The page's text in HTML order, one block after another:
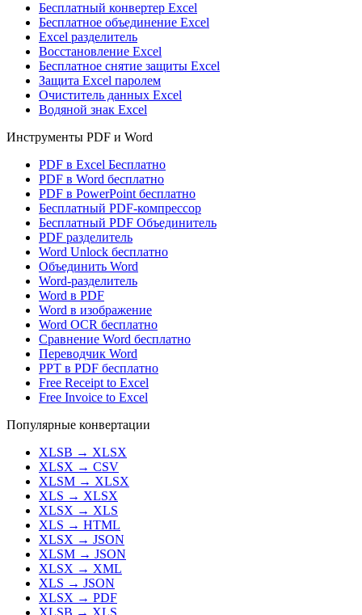
Бесплатный конвертер Excel
Бесплатное объединение Excel
Excel разделитель
Восстановление Excel
Бесплатное снятие защиты Excel
Защита Excel паролем
Очиститель данных Excel
Водяной знак Excel
Инструменты PDF и Word
PDF в Excel Бесплатно
PDF в Word бесплатно
PDF в PowerPoint бесплатно
Бесплатный PDF-компрессор
Бесплатный PDF Объединитель
PDF разделитель
Word Unlock бесплатно
Объединить Word
Word-разделитель
Word в PDF
Word в изображение
Word OCR бесплатно
Сравнение Word бесплатно
Переводчик Word
PPT в PDF бесплатно
Free Receipt to Excel
Free Invoice to Excel
Популярные конвертации
XLSB → XLSX
XLSX → CSV
XLSM → XLSX
XLS → XLSX
XLSX → XLS
XLS → HTML
XLSX → JSON
XLSM → JSON
XLSX → XML
XLS → JSON
XLSX → PDF